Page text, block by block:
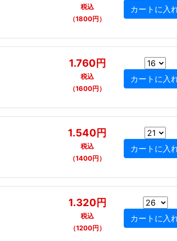
税込
（1800円）
1.760円
税込
（1600円）
1.540円
税込
（1400円）
1.320円
税込
（1200円）